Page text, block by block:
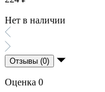
Нет в наличии
Отзывы (0)
Оценка 0